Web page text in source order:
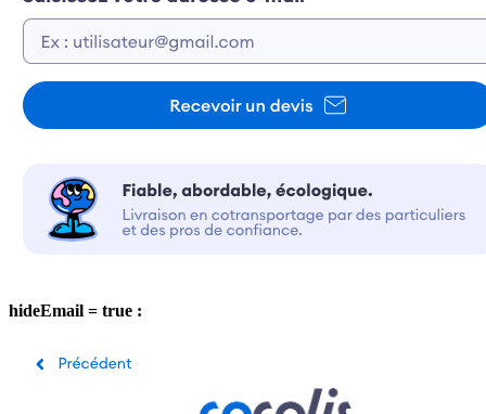
hideEmail = true :